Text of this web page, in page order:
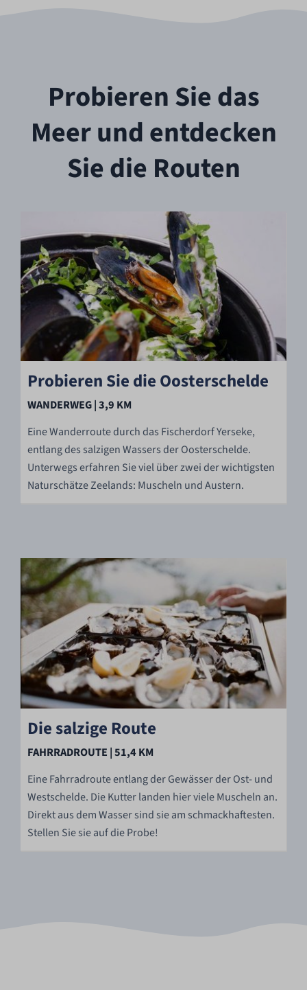
Probieren Sie das
Meer und entdecken
Sie die Routen
Probieren Sie die Oosterschelde
WANDERWEG | 3,9 KM
Eine Wanderroute durch das Fischerdorf Yerseke,
entlang des salzigen Wassers der Oosterschelde.
Unterwegs erfahren Sie viel über zwei der wichtigsten
Naturschätze Zeelands: Muscheln und Austern.
Die salzige Route
FAHRRADROUTE | 51,4 KM
Eine Fahrradroute entlang der Gewässer der Ost- und
Westschelde. Die Kutter landen hier viele Muscheln an.
Direkt aus dem Wasser sind sie am schmackhaftesten.
Stellen Sie sie auf die Probe!